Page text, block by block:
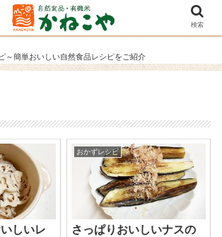
～簡単おいしい自然食品レシピをご紹介
しいレ
おかずレシピ
さっぱりおいしいナスの
検索